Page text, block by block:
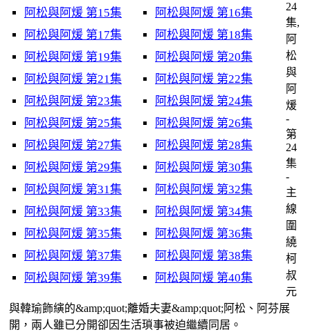
阿松與阿煖 第15集
阿松與阿煖 第16集
阿松與阿煖 第17集
阿松與阿煖 第18集
阿松與阿煖 第19集
阿松與阿煖 第20集
阿松與阿煖 第21集
阿松與阿煖 第22集
阿松與阿煖 第23集
阿松與阿煖 第24集
阿松與阿煖 第25集
阿松與阿煖 第26集
阿松與阿煖 第27集
阿松與阿煖 第28集
阿松與阿煖 第29集
阿松與阿煖 第30集
阿松與阿煖 第31集
阿松與阿煖 第32集
阿松與阿煖 第33集
阿松與阿煖 第34集
阿松與阿煖 第35集
阿松與阿煖 第36集
阿松與阿煖 第37集
阿松與阿煖 第38集
阿松與阿煖 第39集
阿松與阿煖 第40集
24
集,
阿
松
與
阿
煖
-
第
24
集
-
主
線
圍
繞
柯
叔
元
與韓瑜飾縯的&amp;quot;離婚夫妻&amp;quot;阿松、阿芬展
開，兩人雖已分開卻因生活瑣事被迫繼續同居。